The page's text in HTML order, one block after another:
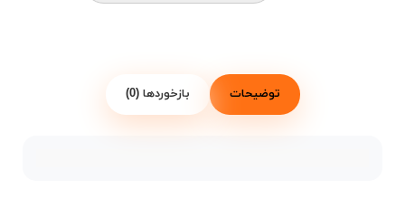
توضیحات بازخوردها (0)